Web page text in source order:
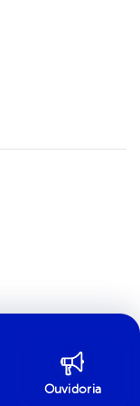
Ouvidoria